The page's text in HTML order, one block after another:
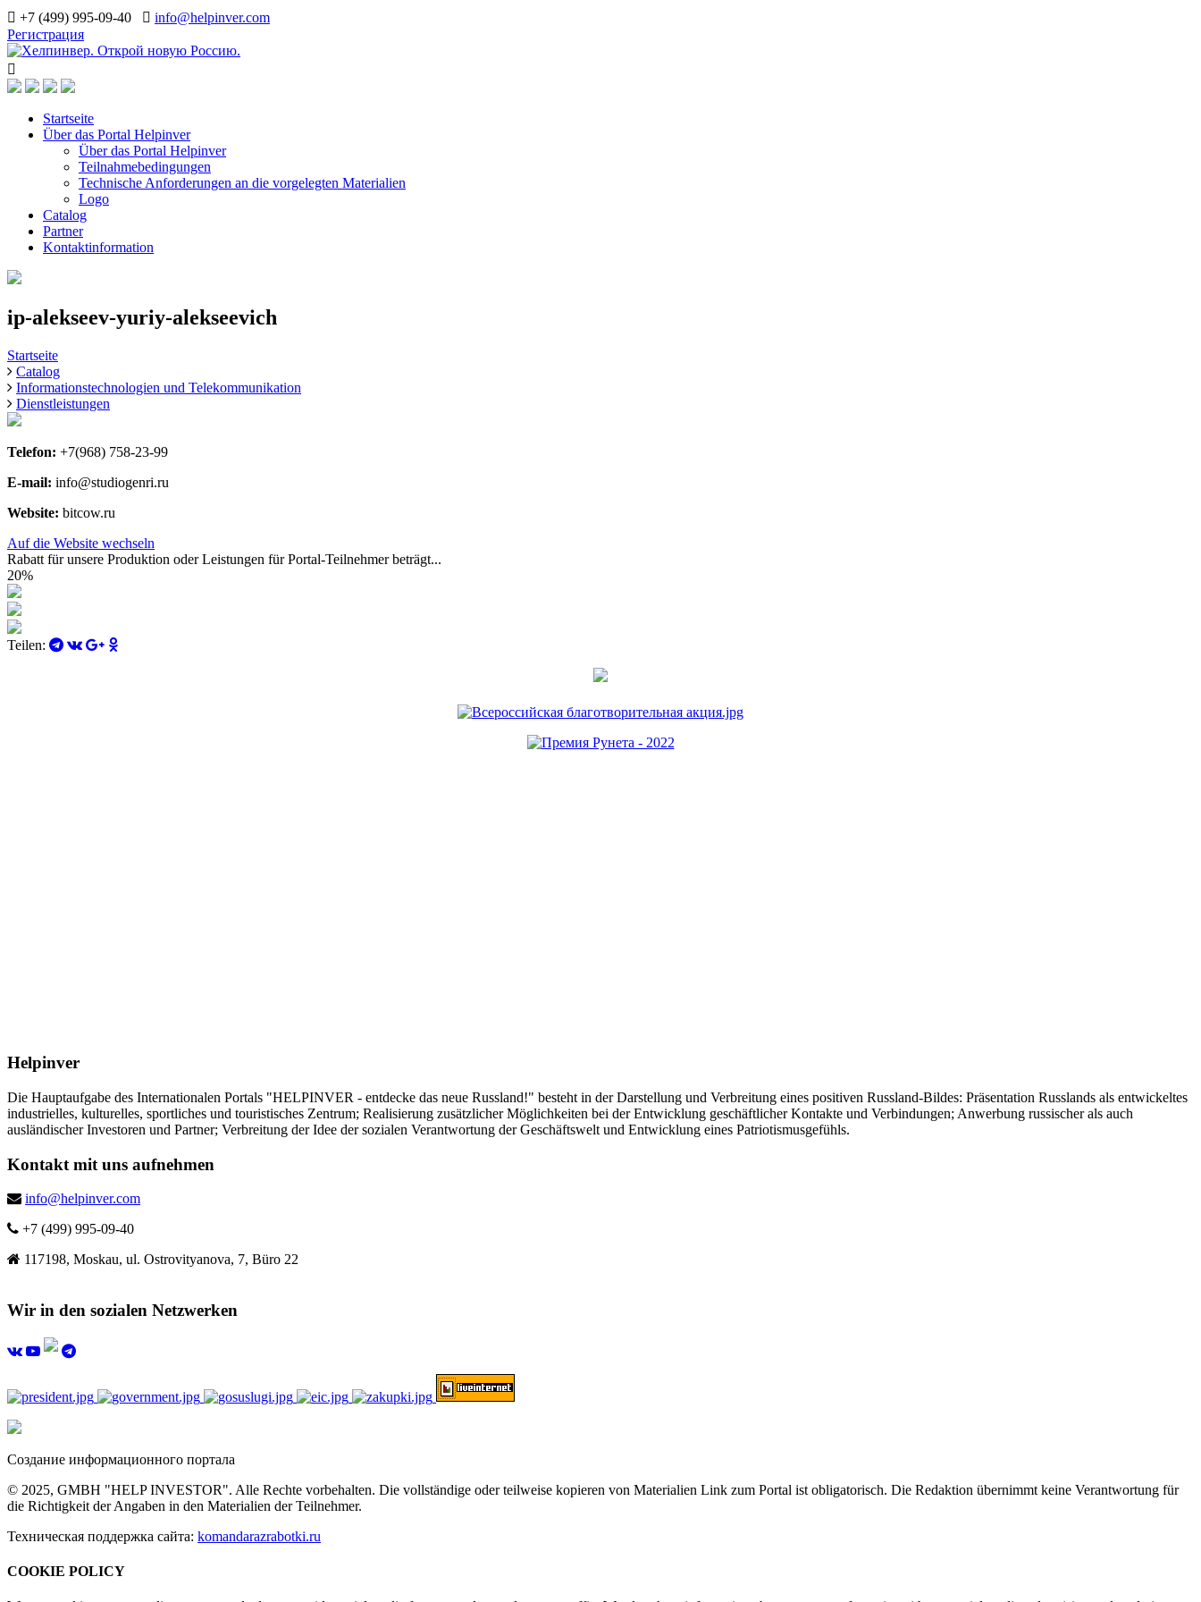
+7 (499) 995-09-40
info@helpinver.com
Регистрация
Startseite
Über das Portal Helpinver
Über das Portal Helpinver
Teilnahmebedingungen
Technische Anforderungen an die vorgelegten Materialien
Logo
Catalog
Partner
Kontaktinformation
ip-alekseev-yuriy-alekseevich
Startseite
Catalog
Informationstechnologien und Telekommunikation
Dienstleistungen
Telefon: +7(968) 758-23-99
E-mail: info@studiogenri.ru
Website: bitcow.ru
Auf die Website wechseln
Rabatt für unsere Produktion oder Leistungen für Portal-Teilnehmer beträgt...
20%
Teilen:
Helpinver
Die Hauptaufgabe des Internationalen Portals "HELPINVER - entdecke das neue Russland!" besteht in der Darstellung und Verbreitung eines positiven Russland-Bildes: Präsentation Russlands als entwickeltes
industrielles, kulturelles, sportliches und touristisches Zentrum; Realisierung zusätzlicher Möglichkeiten bei der Entwicklung geschäftlicher Kontakte und Verbindungen; Anwerbung russischer als auch
ausländischer Investoren und Partner; Verbreitung der Idee der sozialen Verantwortung der Geschäftswelt und Entwicklung eines Patriotismusgefühls.
Kontakt mit uns aufnehmen
info@helpinver.com
+7 (499) 995-09-40
117198, Moskau, ul. Ostrovityanova, 7, Büro 22
Wir in den sozialen Netzwerken
Создание информационного портала
© 2025, GMBH "HELP INVESTOR". Alle Rechte vorbehalten. Die vollständige oder teilweise kopieren von Materialien Link zum Portal ist obligatorisch. Die Redaktion übernimmt keine Verantwortung für
die Richtigkeit der Angaben in den Materialien der Teilnehmer.
Техническая поддержка сайта: komandarazrabotki.ru
COOKIE POLICY